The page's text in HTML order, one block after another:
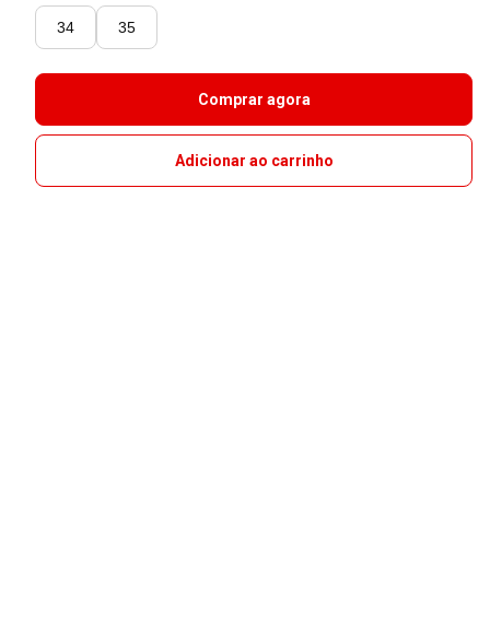
34 35
Comprar agora
Adicionar ao carrinho